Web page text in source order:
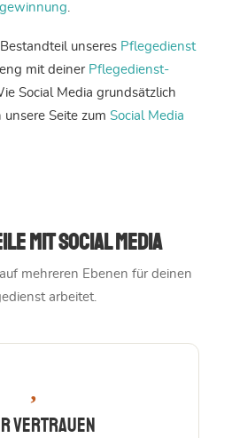
.
unseres Pflegedienst
mit deiner Pflegedienst-
Social Media grundsätzlich
Seite zum Social Media
mit Social Media
mehreren Ebenen für deinen
arbeitet.
Vertrauen